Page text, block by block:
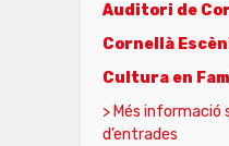
Auditori de
Cornellà
Cultura en
> Més informació
d’entrades